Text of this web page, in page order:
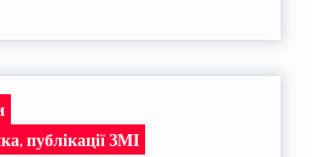
публікації ЗМІ